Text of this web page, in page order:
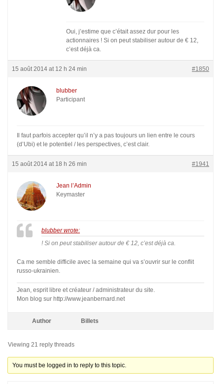
Oui, j’estime que c’était assez dur pour les
actionnaires ! Si on peut stabiliser autour de € 12,
c’est déjà ca.
15 août 2014 at 12 h 24 min #1850
blubber
Participant
Il faut parfois accepter qu’il n’y a pas toujours un lien entre le cours
(d’Ubi) et le potentiel / les perspectives, c’est clair.
15 août 2014 at 18 h 26 min #1941
Jean l’Admin
Keymaster
blubber wrote:
! Si on peut stabiliser autour de € 12, c’est déjà ca.
Ca me semble difficile avec la semaine qui va s’ouvrir sur le conflit
russo-ukrainien.
Jean, esprit libre et créateur / administrateur du site.
Mon blog sur http://www.jeanbernard.net
Author Billets
Viewing 21 reply threads
You must be logged in to reply to this topic.